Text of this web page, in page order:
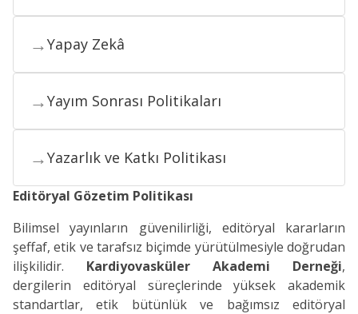
→Yapay Zekâ
→Yayım Sonrası Politikaları
→Yazarlık ve Katkı Politikası
Editöryal Gözetim Politikası
Bilimsel yayınların güvenilirliği, editöryal kararların
şeffaf, etik ve tarafsız biçimde yürütülmesiyle doğrudan
ilişkilidir. Kardiyovasküler Akademi Derneği,
dergilerin editöryal süreçlerinde yüksek akademik
standartlar, etik bütünlük ve bağımsız editöryal